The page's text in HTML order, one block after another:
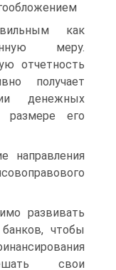
как
меру.
отчетность
получает
денежных
его
направления
развивать
чтобы
свои